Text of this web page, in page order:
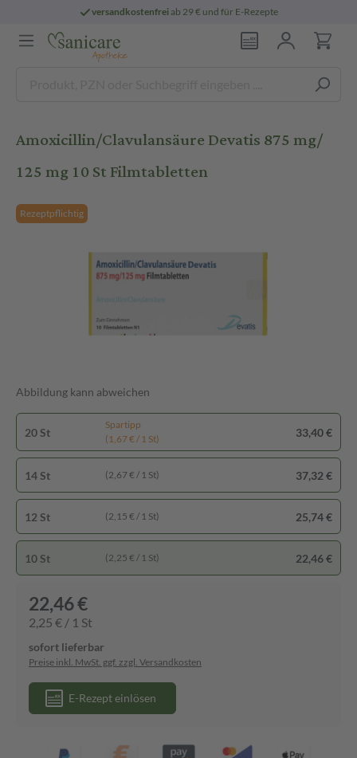
versandkostenfreiab 29 € und für E-Rezepte
Amoxicillin/Clavulansäure Devatis 875 mg/
125 mg 10 St Filmtabletten
Rezeptpflichtig
Abbildung kann abweichen
20 St
Spartipp
(1,67 € / 1 St)
33,40 €
14 St (2,67 € / 1 St) 37,32 €
12 St (2,15 € / 1 St) 25,74 €
10 St (2,25 € / 1 St) 22,46 €
22,46 €
2,25 € / 1 St
sofort lieferbar
Preise inkl. MwSt. ggf. zzgl. Versandkosten
E-Rezept einlösen